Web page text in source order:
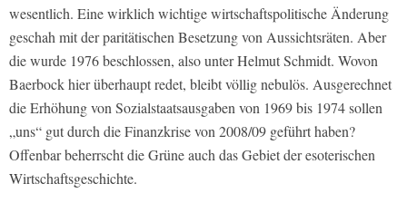
wesentlich. Eine wirklich wichtige wirtschaftspolitische Änderung
geschah mit der paritätischen Besetzung von Aussichtsräten. Aber
die wurde 1976 beschlossen, also unter Helmut Schmidt. Wovon
Baerbock hier überhaupt redet, bleibt völlig nebulös. Ausgerechnet
die Erhöhung von Sozialstaatsausgaben von 1969 bis 1974 sollen
„uns“ gut durch die Finanzkrise von 2008/09 geführt haben?
Offenbar beherrscht die Grüne auch das Gebiet der esoterischen
Wirtschaftsgeschichte.